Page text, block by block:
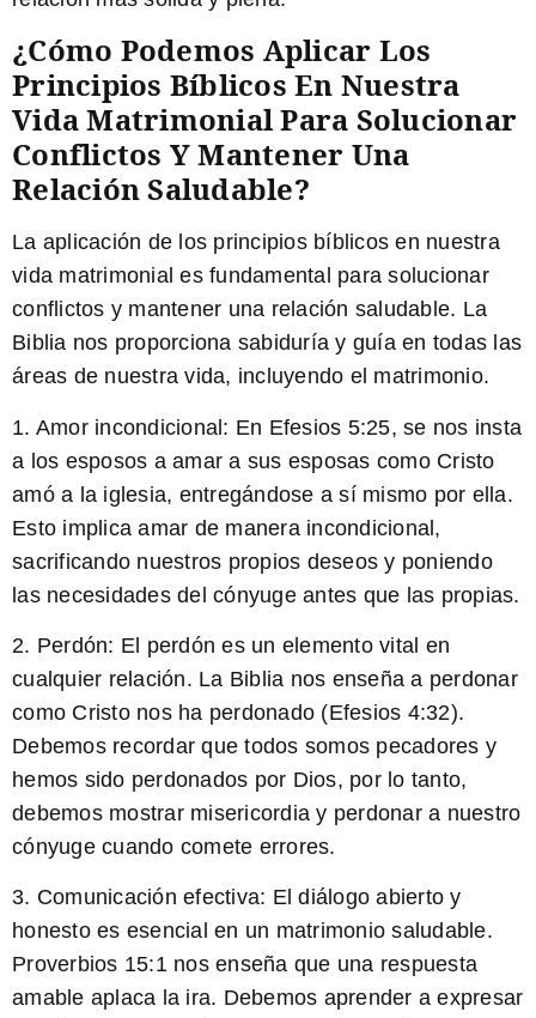
¿Cómo Podemos Aplicar Los
Principios Bíblicos En Nuestra
Vida Matrimonial Para Solucionar
Conflictos Y Mantener Una
Relación Saludable?
La aplicación de los principios bíblicos en nuestra
vida matrimonial es fundamental para solucionar
conflictos y mantener una relación saludable. La
Biblia nos proporciona sabiduría y guía en todas las
áreas de nuestra vida, incluyendo el matrimonio.
1. Amor incondicional: En Efesios 5:25, se nos insta
a los esposos a amar a sus esposas como Cristo
amó a la iglesia, entregándose a sí mismo por ella.
Esto implica amar de manera incondicional,
sacrificando nuestros propios deseos y poniendo
las necesidades del cónyuge antes que las propias.
2. Perdón: El perdón es un elemento vital en
cualquier relación. La Biblia nos enseña a perdonar
como Cristo nos ha perdonado (Efesios 4:32).
Debemos recordar que todos somos pecadores y
hemos sido perdonados por Dios, por lo tanto,
debemos mostrar misericordia y perdonar a nuestro
cónyuge cuando comete errores.
3. Comunicación efectiva: El diálogo abierto y
honesto es esencial en un matrimonio saludable.
Proverbios 15:1 nos enseña que una respuesta
amable aplaca la ira. Debemos aprender a expresar